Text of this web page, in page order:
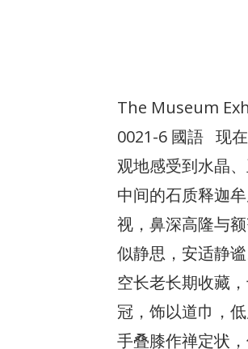
The Museum
0021-6 國語 现
观地感受到水晶
中间的石质释迦
视，鼻深高隆与
似静思，安适静
空长老长期收藏
冠，饰以道巾，
手叠膝作禅定状